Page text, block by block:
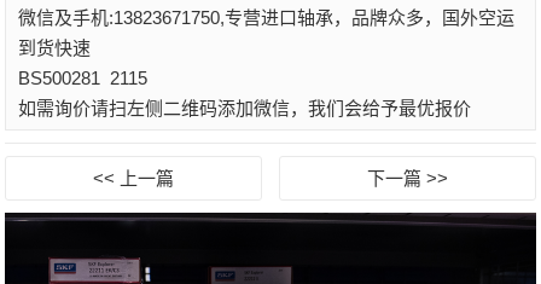
微信及手机:13823671750,专营进口轴承，品牌众多，国外空运
到货快速
BS500281 2115
如需询价请扫左侧二维码添加微信，我们会给予最优报价
<< 上一篇 下一篇 >>